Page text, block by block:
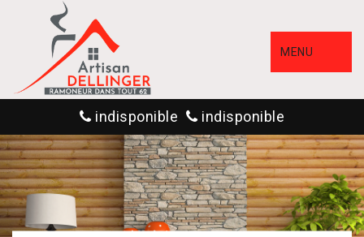
MENU
indisponible indisponible